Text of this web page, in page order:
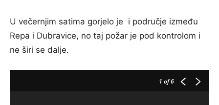
U večernjim satima gorjelo je i područje između
Repa i Dubravice, no taj požar je pod kontrolom i
ne širi se dalje.
1 of 6